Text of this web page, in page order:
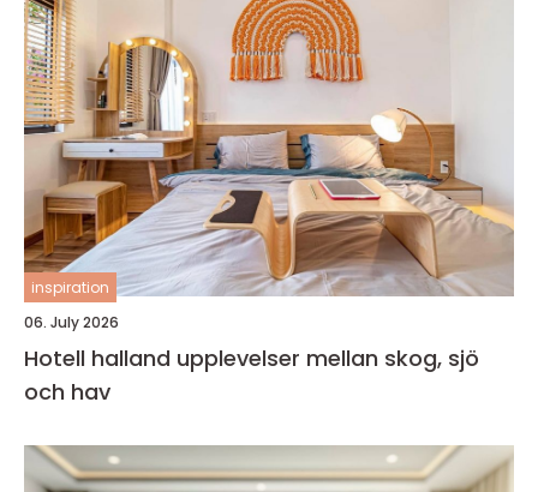
inspiration
06. July 2026
Hotell halland upplevelser mellan skog, sjö
och hav